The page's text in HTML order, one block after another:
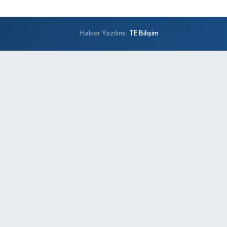
Haber Yazılımı: TE Bilişim